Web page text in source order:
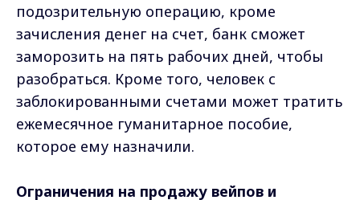
подозрительную операцию, кроме
зачисления денег на счет, банк сможет
заморозить на пять рабочих дней, чтобы
разобраться. Кроме того, человек с
заблокированными счетами может тратить
ежемесячное гуманитарное пособие,
которое ему назначили.
Ограничения на продажу вейпов и